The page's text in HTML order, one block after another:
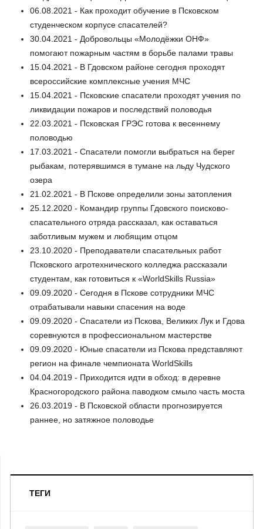
06.08.2021 - Как проходит обучение в Псковском
студенческом корпусе спасателей?
30.04.2021 - Добровольцы «Молодёжки ОНФ»
помогают пожарным частям в борьбе палами травы
15.04.2021 - В Гдовском районе сегодня проходят
всероссийские комплексные учения МЧС
15.04.2021 - Псковские спасатели проходят учения по
ликвидации пожаров и последствий половодья
22.03.2021 - Псковская ГРЭС готова к весеннему
половодью
17.03.2021 - Спасатели помогли выбраться на берег
рыбакам, потерявшимся в тумане на льду Чудского
озера
21.02.2021 - В Пскове определили зоны затопления
25.12.2020 - Командир группы Гдовского поисково-
спасательного отряда рассказал, как оставаться
заботливым мужем и любящим отцом
23.10.2020 - Преподаватели спасательных работ
Псковского агротехнического колледжа рассказали
студентам, как готовиться к «WorldSkills Russia»
09.09.2020 - Сегодня в Пскове сотрудники МЧС
отрабатывали навыки спасения на воде
09.09.2020 - Спасатели из Пскова, Великих Лук и Гдова
соревнуются в профессиональном мастерстве
09.09.2020 - Юные спасатели из Пскова представляют
регион на финале чемпионата WorldSkills
04.04.2019 - Приходится идти в обход: в деревне
Красногородского района паводком смыло часть моста
26.03.2019 - В Псковской области прогнозируется
раннее, но затяжное половодье
ТЕГИ